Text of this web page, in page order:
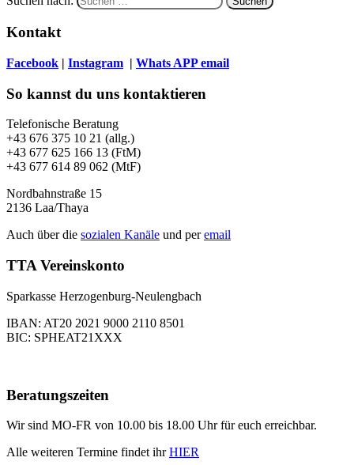
Kontakt
Facebook | Instagram | Whats APPemail
So kannst du uns kontaktieren
Telefonische Beratung
+43 676 375 10 21 (allg.)
+43 677 625 166 13 (FtM)
+43 677 614 89 062 (MtF)
Nordbahnstraße 15
2136 Laa/Thaya
Auch über die sozialen Kanäle und peremail
TTA Vereinskonto
Sparkasse Herzogenburg-Neulengbach
IBAN: AT20 2021 9000 2110 8501
BIC: SPHEAT21XXX
Beratungszeiten
Wir sind MO-FR von 10.00 bis 18.00 Uhr für euch erreichbar.
Alle weiteren Termine findet ihrHIER